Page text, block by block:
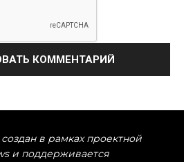
в рамках проектной
и поддерживается